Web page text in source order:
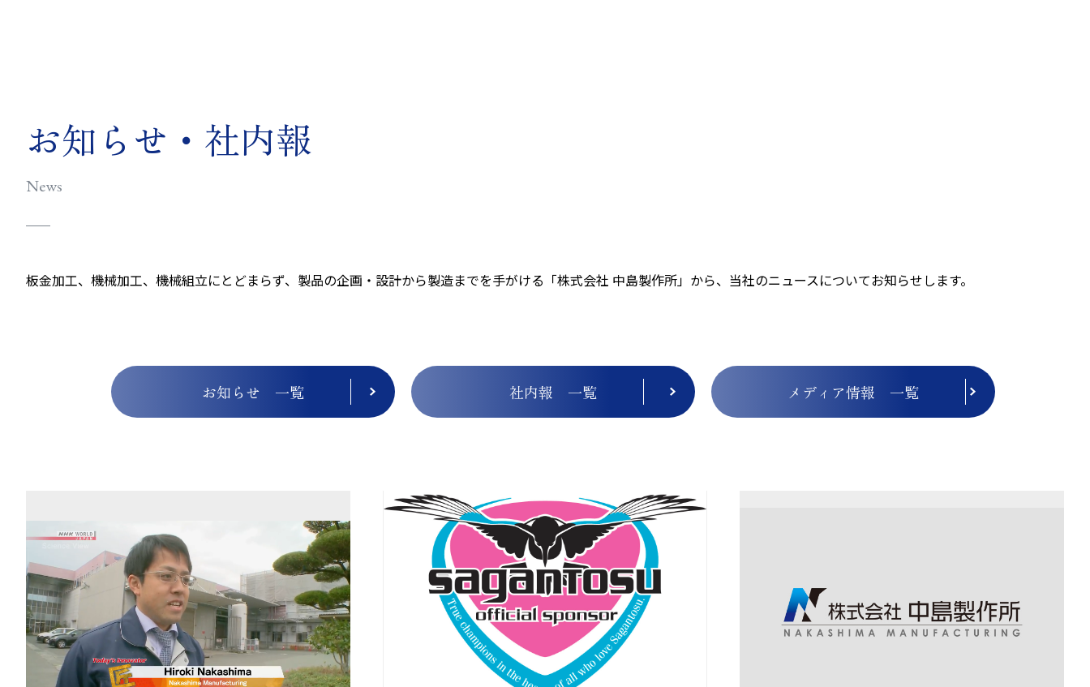
お知らせ・社内報
News
板金加工、機械加工、機械組立にとどまらず、製品の企画・設計から製造までを手がける「株式会社 中島製作所」から、当社のニュースについてお知らせします。
お知らせ 一覧 社内報 一覧 メディア情報 一覧